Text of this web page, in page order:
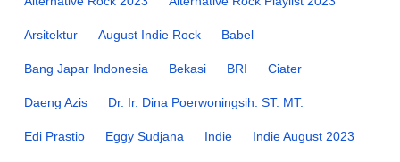
Arsitektur August Indie Rock Babel
Bang Japar Indonesia Bekasi BRI Ciater
Daeng Azis Dr. Ir. Dina Poerwoningsih. ST. MT.
Edi Prastio Eggy Sudjana Indie Indie August 2023